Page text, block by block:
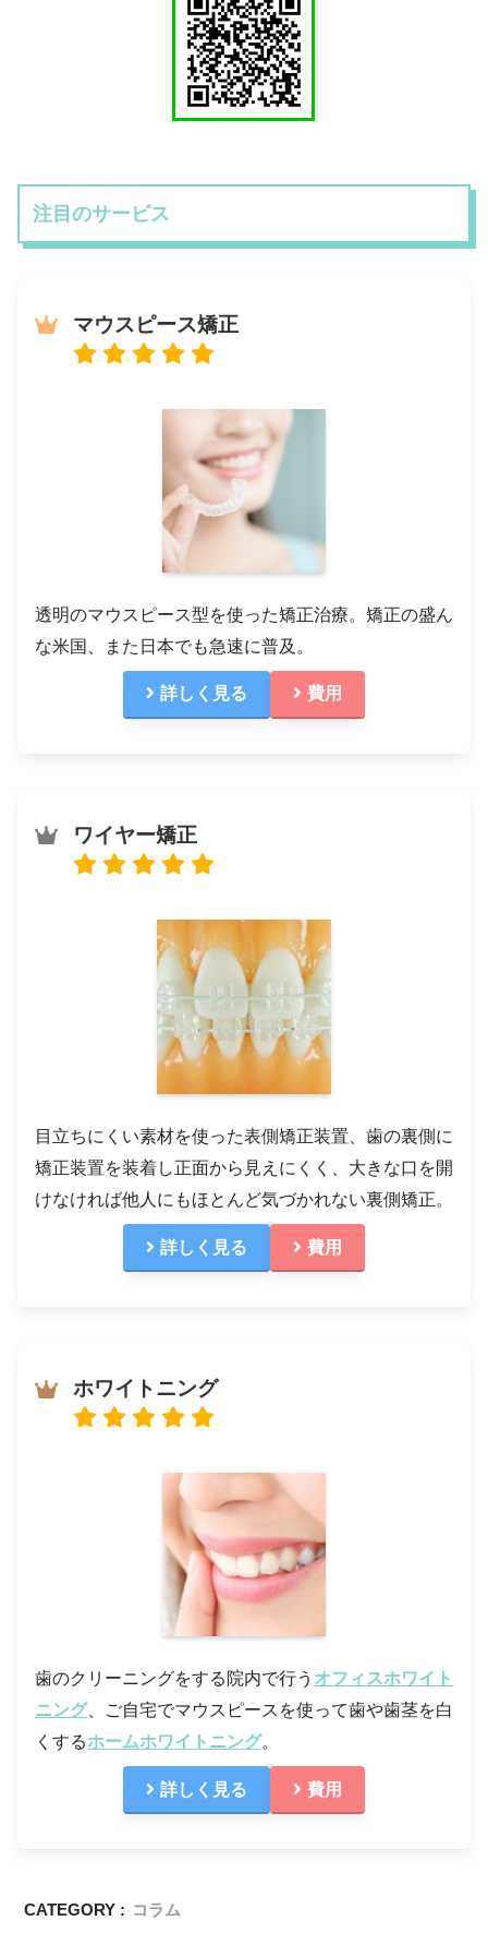
注目のサービス
マウスピース矯正
透明のマウスピース型を使った矯正治療。矯正の盛ん
な米国、また日本でも急速に普及。
詳しく見る 費用
ワイヤー矯正
目立ちにくい素材を使った表側矯正装置、歯の裏側に
矯正装置を装着し正面から見えにくく、大きな口を開
けなければ他人にもほとんど気づかれない裏側矯正。
詳しく見る 費用
ホワイトニング
歯のクリーニングをする院内で行う オフィスホワイト
ニング、ご自宅でマウスピースを使って歯や歯茎を白
くするホームホワイトニング。
詳しく見る 費用
CATEGORY : コラム